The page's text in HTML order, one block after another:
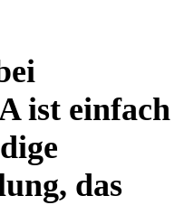
ist einfach
das